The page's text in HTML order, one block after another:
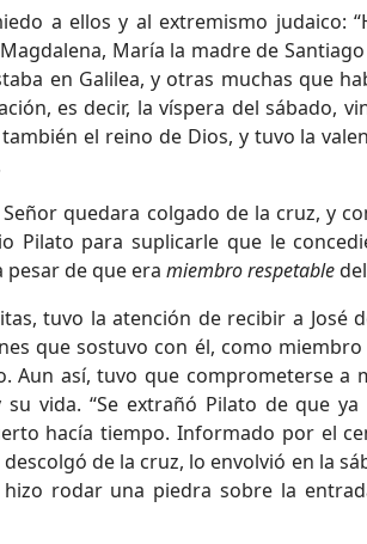
a ellos y al extremismo judaico:
María la madre de
en Galilea, y otras muchas que
es decir, la víspera del sábado,
el reino de Dios, y tuvo la
quedara colgado de la cruz, y
Pilato para suplicarle que le
de que era miembro respetable
tuvo la atención de recibir a José
que sostuvo con él, como miembro
Aun así, tuvo que comprometerse a
vida. “Se extrañó Pilato de que
hacía tiempo. Informado por el
de la cruz, lo envolvió en la
rodar una piedra sobre la